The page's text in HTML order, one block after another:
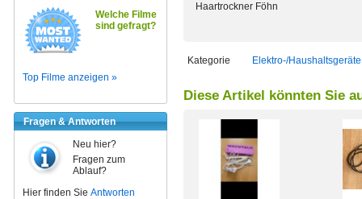
Welche Filme
sind gefragt?
Top Filme anzeigen »
Fragen & Antworten
Neu hier?
Fragen zum
Ablauf?
Hier finden Sie Antworten
Haartrockner Föhn
Kategorie Elektro-/Haushaltsgeräte
Diese Artikel könnten Sie